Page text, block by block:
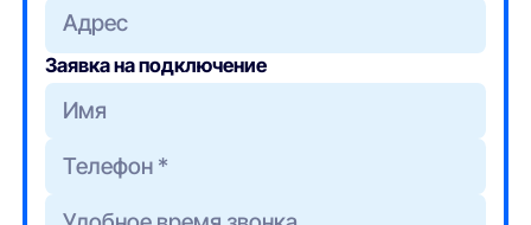
Адрес
Заявка на подключение